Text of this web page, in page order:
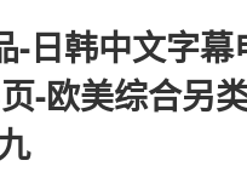
-日韩中文字
-欧美综合另